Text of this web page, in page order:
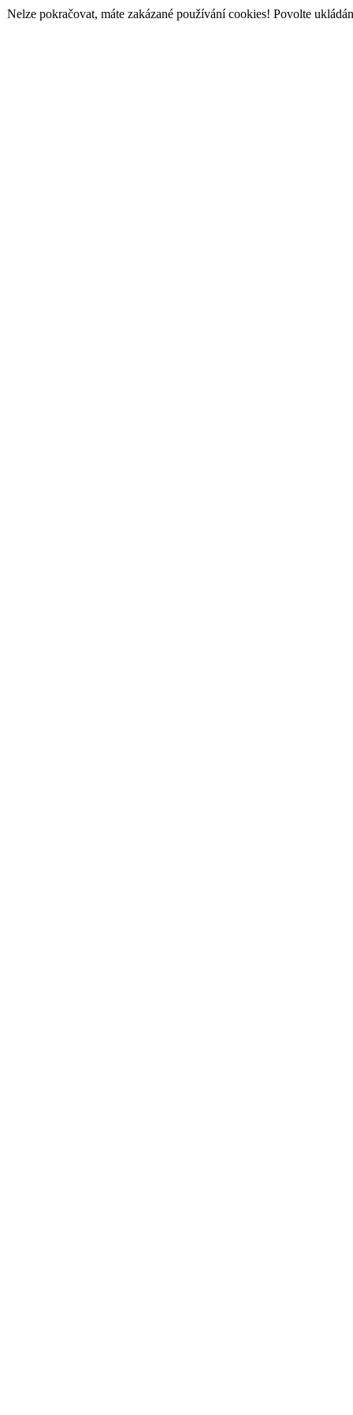
Nelze pokračovat, máte zakázané používání cookies! Povolte